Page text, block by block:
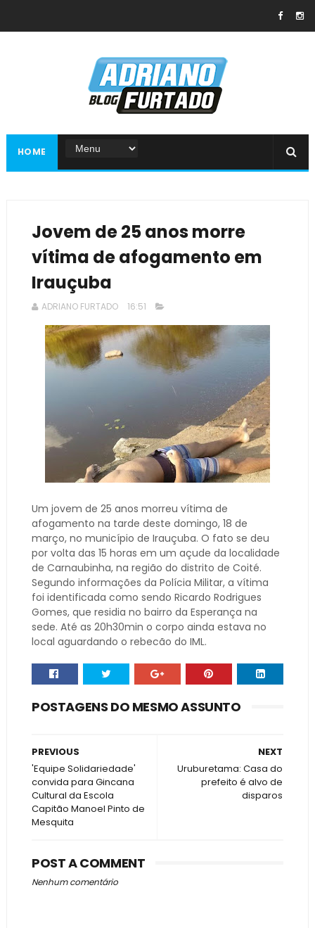
HOME
Jovem de 25 anos morre
vítima de afogamento em
Irauçuba
ADRIANO FURTADO 16:51
Um jovem de 25 anos morreu vítima de
afogamento na tarde deste domingo, 18 de
março, no município de Irauçuba. O fato se deu
por volta das 15 horas em um açude da localidade
de Carnaubinha, na região do distrito de Coité.
Segundo informações da Polícia Militar, a vítima
foi identificada como sendo Ricardo Rodrigues
Gomes, que residia no bairro da Esperança na
sede. Até as 20h30min o corpo ainda estava no
local aguardando o rebecão do IML.
POSTAGENS DO MESMO ASSUNTO
NEXT
Uruburetama: Casa do
prefeito é alvo de
disparos
PREVIOUS
'Equipe Solidariedade'
convida para Gincana
Cultural da Escola
Capitão Manoel Pinto de
Mesquita
POST A COMMENT
Nenhum comentário